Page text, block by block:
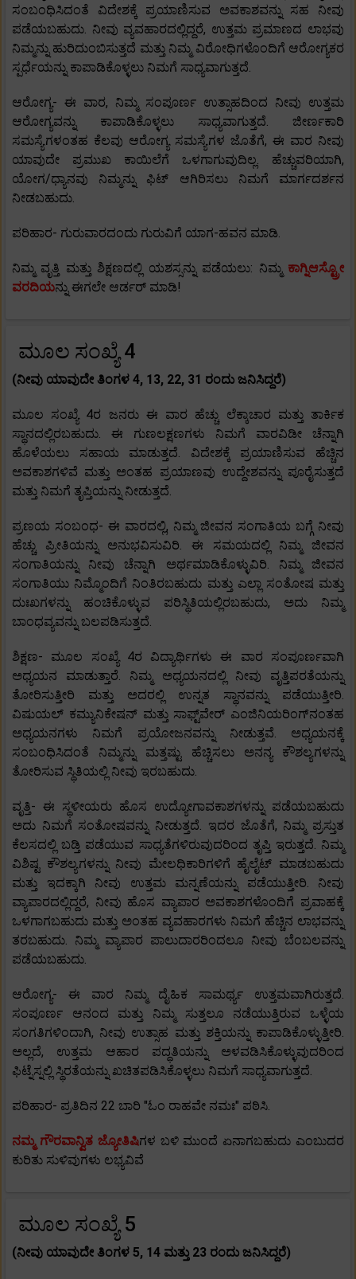
ಸಂಬಂಧಿಸಿದಂತೆ ವಿದೇಶಕ್ಕೆ ಪ್ರಯಾಣಿಸುವ ಅವಕಾಶವನ್ನು ಸಹ ನೀವು
ಪಡೆಯಬಹುದು. ನೀವು ವ್ಯವಹಾರದಲ್ಲಿದ್ದರೆ, ಉತ್ತಮ ಪ್ರಮಾಣದ ಲಾಭವು
ನಿಮ್ಮನ್ನು ಹುರಿದುಂಬಿಸುತ್ತದೆ ಮತ್ತು ನಿಮ್ಮ ವಿರೋಧಿಗಳೊಂದಿಗೆ ಆರೋಗ್ಯಕರ
ಸ್ಪರ್ಧೆಯನ್ನು ಕಾಪಾಡಿಕೊಳ್ಳಲು ನಿಮಗೆ ಸಾಧ್ಯವಾಗುತ್ತದೆ.
ಆರೋಗ್ಯ- ಈ ವಾರ, ನಿಮ್ಮ ಸಂಪೂರ್ಣ ಉತ್ಸಾಹದಿಂದ ನೀವು ಉತ್ತಮ
ಆರೋಗ್ಯವನ್ನು ಕಾಪಾಡಿಕೊಳ್ಳಲು ಸಾಧ್ಯವಾಗುತ್ತದೆ. ಜೀರ್ಣಕಾರಿ
ಸಮಸ್ಯೆಗಳಂತಹ ಕೆಲವು ಆರೋಗ್ಯ ಸಮಸ್ಯೆಗಳ ಜೊತೆಗೆ, ಈ ವಾರ ನೀವು
ಯಾವುದೇ ಪ್ರಮುಖ ಕಾಯಿಲೆಗೆ ಒಳಗಾಗುವುದಿಲ್ಲ. ಹೆಚ್ಚುವರಿಯಾಗಿ,
ಯೋಗ/ಧ್ಯಾನವು ನಿಮ್ಮನ್ನು ಫಿಟ್ ಆಗಿರಿಸಲು ನಿಮಗೆ ಮಾರ್ಗದರ್ಶನ
ನೀಡಬಹುದು.
ಪರಿಹಾರ- ಗುರುವಾರದಂದು ಗುರುವಿಗೆ ಯಾಗ-ಹವನ ಮಾಡಿ.
ನಿಮ್ಮ ವೃತ್ತಿ ಮತ್ತು ಶಿಕ್ಷಣದಲ್ಲಿ ಯಶಸ್ಸನ್ನು ಪಡೆಯಲು: ನಿಮ್ಮ ಕಾಗ್ನಿಆಸ್ಟ್ರೋ
ವರದಿಯನ್ನು ಈಗಲೇ ಆರ್ಡರ್ ಮಾಡಿ!
ಮೂಲ ಸಂಖ್ಯೆ 4
(ನೀವು ಯಾವುದೇ ತಿಂಗಳ 4, 13, 22, 31 ರಂದು ಜನಿಸಿದ್ದರೆ)
ಮೂಲ ಸಂಖ್ಯೆ 4ರ ಜನರು ಈ ವಾರ ಹೆಚ್ಚು ಲೆಕ್ಕಾಚಾರ ಮತ್ತು ತಾರ್ಕಿಕ
ಸ್ಥಾನದಲ್ಲಿರಬಹುದು. ಈ ಗುಣಲಕ್ಷಣಗಳು ನಿಮಗೆ ವಾರವಿಡೀ ಚೆನ್ನಾಗಿ
ಹೊಳೆಯಲು ಸಹಾಯ ಮಾಡುತ್ತದೆ. ವಿದೇಶಕ್ಕೆ ಪ್ರಯಾಣಿಸುವ ಹೆಚ್ಚಿನ
ಅವಕಾಶಗಳಿವೆ ಮತ್ತು ಅಂತಹ ಪ್ರಯಾಣವು ಉದ್ದೇಶವನ್ನು ಪೂರೈಸುತ್ತದೆ
ಮತ್ತು ನಿಮಗೆ ತೃಪ್ತಿಯನ್ನು ನೀಡುತ್ತದೆ.
ಪ್ರಣಯ ಸಂಬಂಧ- ಈ ವಾರದಲ್ಲಿ, ನಿಮ್ಮ ಜೀವನ ಸಂಗಾತಿಯ ಬಗ್ಗೆ ನೀವು
ಹೆಚ್ಚು ಪ್ರೀತಿಯನ್ನು ಅನುಭವಿಸುವಿರಿ. ಈ ಸಮಯದಲ್ಲಿ ನಿಮ್ಮ ಜೀವನ
ಸಂಗಾತಿಯನ್ನು ನೀವು ಚೆನ್ನಾಗಿ ಅರ್ಥಮಾಡಿಕೊಳ್ಳುವಿರಿ. ನಿಮ್ಮ ಜೀವನ
ಸಂಗಾತಿಯು ನಿಮ್ಮೊಂದಿಗೆ ನಿಂತಿರಬಹುದು ಮತ್ತು ಎಲ್ಲಾ ಸಂತೋಷ ಮತ್ತು
ದುಃಖಗಳನ್ನು ಹಂಚಿಕೊಳ್ಳುವ ಪರಿಸ್ಥಿತಿಯಲ್ಲಿರಬಹುದು, ಅದು ನಿಮ್ಮ
ಬಾಂಧವ್ಯವನ್ನು ಬಲಪಡಿಸುತ್ತದೆ.
ಶಿಕ್ಷಣ- ಮೂಲ ಸಂಖ್ಯೆ 4ರ ವಿದ್ಯಾರ್ಥಿಗಳು ಈ ವಾರ ಸಂಪೂರ್ಣವಾಗಿ
ಅಧ್ಯಯನ ಮಾಡುತ್ತಾರೆ. ನಿಮ್ಮ ಅಧ್ಯಯನದಲ್ಲಿ ನೀವು ವೃತ್ತಿಪರತೆಯನ್ನು
ತೋರಿಸುತ್ತೀರಿ ಮತ್ತು ಅದರಲ್ಲಿ ಉನ್ನತ ಸ್ಥಾನವನ್ನು ಪಡೆಯುತ್ತೀರಿ.
ವಿಷುಯಲ್ ಕಮ್ಯುನಿಕೇಷನ್ ಮತ್ತು ಸಾಫ್ಟ್‌ವೇರ್ ಎಂಜಿನಿಯರಿಂಗ್‌ನಂತಹ
ಅಧ್ಯಯನಗಳು ನಿಮಗೆ ಪ್ರಯೋಜನವನ್ನು ನೀಡುತ್ತವೆ. ಅಧ್ಯಯನಕ್ಕೆ
ಸಂಬಂಧಿಸಿದಂತೆ ನಿಮ್ಮನ್ನು ಮತ್ತಷ್ಟು ಹೆಚ್ಚಿಸಲು ಅನನ್ಯ ಕೌಶಲ್ಯಗಳನ್ನು
ತೋರಿಸುವ ಸ್ಥಿತಿಯಲ್ಲಿ ನೀವು ಇರಬಹುದು.
ವೃತ್ತಿ- ಈ ಸ್ಥಳೀಯರು ಹೊಸ ಉದ್ಯೋಗಾವಕಾಶಗಳನ್ನು ಪಡೆಯಬಹುದು
ಅದು ನಿಮಗೆ ಸಂತೋಷವನ್ನು ನೀಡುತ್ತದೆ. ಇದರ ಜೊತೆಗೆ, ನಿಮ್ಮ ಪ್ರಸ್ತುತ
ಕೆಲಸದಲ್ಲಿ ಬಡ್ತಿ ಪಡೆಯುವ ಸಾಧ್ಯತೆಗಳಿರುವುದರಿಂದ ತೃಪ್ತಿ ಇರುತ್ತದೆ. ನಿಮ್ಮ
ವಿಶಿಷ್ಟ ಕೌಶಲ್ಯಗಳನ್ನು ನೀವು ಮೇಲಧಿಕಾರಿಗಳಿಗೆ ಹೈಲೈಟ್ ಮಾಡಬಹುದು
ಮತ್ತು ಇದಕ್ಕಾಗಿ ನೀವು ಉತ್ತಮ ಮನ್ನಣೆಯನ್ನು ಪಡೆಯುತ್ತೀರಿ. ನೀವು
ವ್ಯಾಪಾರದಲ್ಲಿದ್ದರೆ, ನೀವು ಹೊಸ ವ್ಯಾಪಾರ ಅವಕಾಶಗಳೊಂದಿಗೆ ಪ್ರವಾಹಕ್ಕೆ
ಒಳಗಾಗಬಹುದು ಮತ್ತು ಅಂತಹ ವ್ಯವಹಾರಗಳು ನಿಮಗೆ ಹೆಚ್ಚಿನ ಲಾಭವನ್ನು
ತರಬಹುದು. ನಿಮ್ಮ ವ್ಯಾಪಾರ ಪಾಲುದಾರರಿಂದಲೂ ನೀವು ಬೆಂಬಲವನ್ನು
ಪಡೆಯಬಹುದು.
ಆರೋಗ್ಯ- ಈ ವಾರ ನಿಮ್ಮ ದೈಹಿಕ ಸಾಮರ್ಥ್ಯ ಉತ್ತಮವಾಗಿರುತ್ತದೆ.
ಸಂಪೂರ್ಣ ಆನಂದ ಮತ್ತು ನಿಮ್ಮ ಸುತ್ತಲೂ ನಡೆಯುತ್ತಿರುವ ಒಳ್ಳೆಯ
ಸಂಗತಿಗಳಿಂದಾಗಿ, ನೀವು ಉತ್ಸಾಹ ಮತ್ತು ಶಕ್ತಿಯನ್ನು ಕಾಪಾಡಿಕೊಳ್ಳುತ್ತೀರಿ.
ಅಲ್ಲದೆ, ಉತ್ತಮ ಆಹಾರ ಪದ್ಧತಿಯನ್ನು ಅಳವಡಿಸಿಕೊಳ್ಳುವುದರಿಂದ
ಫಿಟ್ನೆಸ್ನಲ್ಲಿ ಸ್ಥಿರತೆಯನ್ನು ಖಚಿತಪಡಿಸಿಕೊಳ್ಳಲು ನಿಮಗೆ ಸಾಧ್ಯವಾಗುತ್ತದೆ.
ಪರಿಹಾರ- ಪ್ರತಿದಿನ 22 ಬಾರಿ "ಓಂ ರಾಹವೇ ನಮಃ" ಪಠಿಸಿ.
ನಮ್ಮ ಗೌರವಾನ್ವಿತ ಜ್ಯೋತಿಷಿಗಳ ಬಳಿ ಮುಂದೆ ಏನಾಗಬಹುದು ಎಂಬುದರ
ಕುರಿತು ಸುಳಿವುಗಳು ಲಭ್ಯವಿವೆ
ಮೂಲ ಸಂಖ್ಯೆ 5
(ನೀವು ಯಾವುದೇ ತಿಂಗಳ 5, 14 ಮತ್ತು 23 ರಂದು ಜನಿಸಿದ್ದರೆ)